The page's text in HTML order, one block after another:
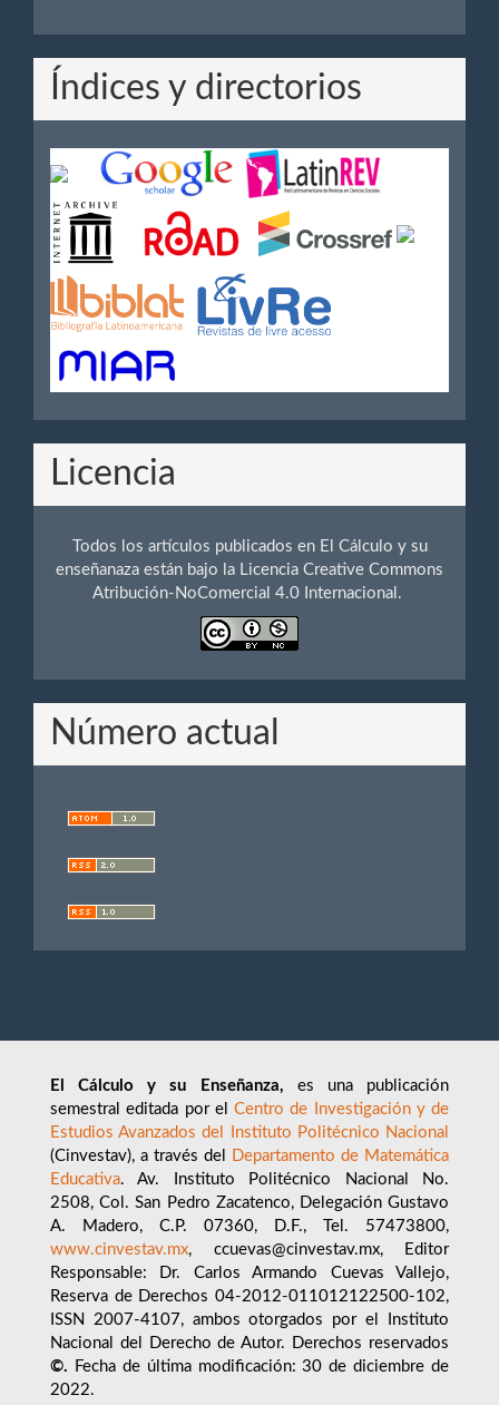
Índices y directorios
Licencia
Todos los artículos publicados en El Cálculo y su
enseñanaza están bajo la Licencia Creative Commons
Atribución-NoComercial 4.0 Internacional.
Número actual
El Cálculo y su Enseñanza, es una publicación
semestral editada por el Centro de Investigación y de
Estudios Avanzados del Instituto Politécnico Nacional
(Cinvestav), a través del
Departamento de Matemática
Educativa. Av. Instituto Politécnico Nacional No.
2508, Col. San Pedro Zacatenco, Delegación Gustavo
A. Madero, C.P. 07360, D.F., Tel. 57473800,
www.cinvestav.mx, ccuevas@cinvestav.mx, Editor
Responsable: Dr. Carlos Armando Cuevas Vallejo,
Reserva de Derechos 04-2012-011012122500-102,
ISSN 2007-4107, ambos otorgados por el Instituto
Nacional del Derecho de Autor. Derechos reservados
©. Fecha de última modificación: 30 de diciembre de
2022.